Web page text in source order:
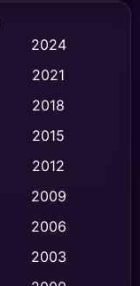
(47)
(446)
(520)
2024
2021
2018
2015
2012
2009
2006
2003